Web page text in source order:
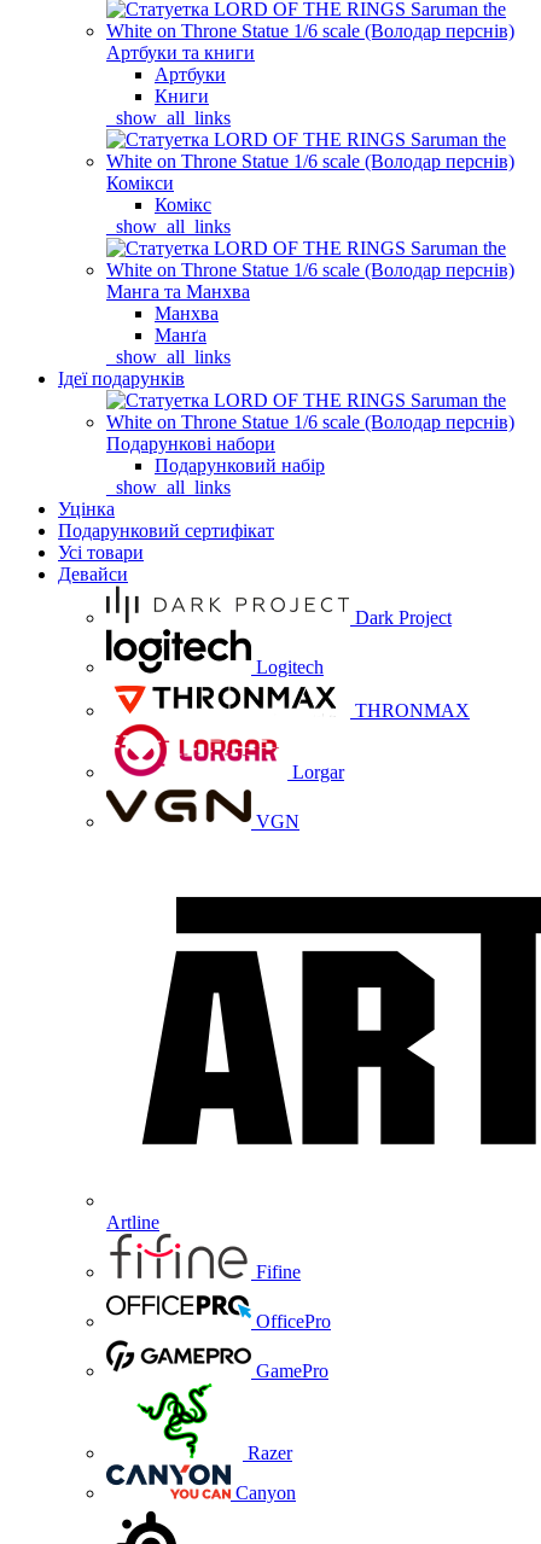
Артбуки та книги
Артбуки
Книги
_show_all_links
Комікси
Комікс
_show_all_links
Манга та Манхва
Манхва
Манґа
_show_all_links
Ідеї подарунків
Подарункові набори
Подарунковий набір
_show_all_links
Уцінка
Подарунковий сертифікат
Усі товари
Девайси
Dark Project
Logitech
THRONMAX
Lorgar
VGN
Artline
Fifine
OfficePro
GamePro
Razer
Canyon